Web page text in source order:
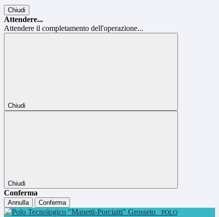
Chiudi
Attendere...
Attendere il completamento dell'operazione...
Chiudi
Chiudi
Conferma
Annulla
Conferma
POLO